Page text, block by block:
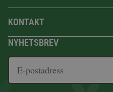
KONTAKT
NYHETSBREV